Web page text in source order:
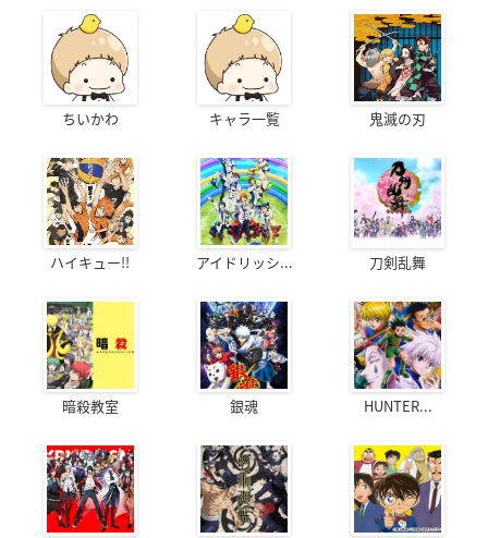
ちいかわ キャラ一覧 鬼滅の刃
ハイキュー!! アイドリッシ... 刀剣乱舞
暗殺教室 銀魂 HUNTER...